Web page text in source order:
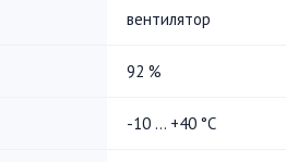
вентилятор
92 %
-10 ... +40 °С